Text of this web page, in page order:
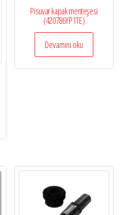
Pisuvar kapak menteşesi
(420786YP1TE)
Devamını oku